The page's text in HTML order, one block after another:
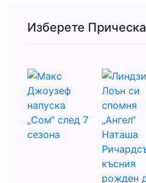
Изберете Прическа